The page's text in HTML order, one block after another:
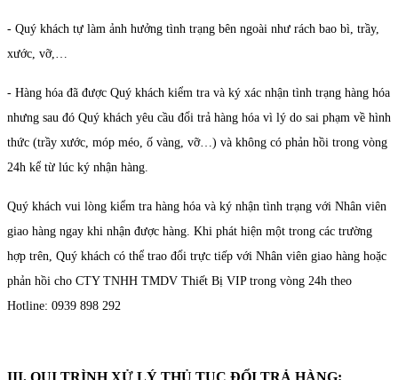
- Quý khách tự làm ảnh hưởng tình trạng bên ngoài như rách bao bì, trầy,
xước, vỡ,…
- Hàng hóa đã được Quý khách kiểm tra và ký xác nhận tình trạng hàng hóa
nhưng sau đó Quý khách yêu cầu đổi trả hàng hóa vì lý do sai phạm về hình
thức (trầy xước, móp méo, ố vàng, vỡ…) và không có phản hồi trong vòng
24h kể từ lúc ký nhận hàng.
Quý khách vui lòng kiểm tra hàng hóa và ký nhận tình trạng với Nhân viên
giao hàng ngay khi nhận được hàng. Khi phát hiện một trong các trường
hợp trên, Quý khách có thể trao đổi trực tiếp với Nhân viên giao hàng hoặc
phản hồi cho CTY TNHH TMDV Thiết Bị VIP trong vòng 24h theo
Hotline: 0939 898 292
III. QUI TRÌNH XỬ LÝ THỦ TỤC ĐỔI TRẢ HÀNG: